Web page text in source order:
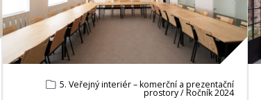
5. Veřejný interiér – komerční a prezentační
prostory / Ročník 2024